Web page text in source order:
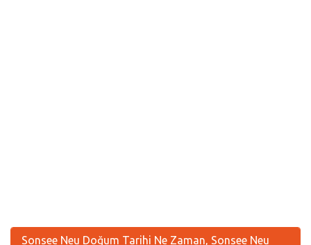
Sonsee Neu Doğum Tarihi Ne Zaman, Sonsee Neu